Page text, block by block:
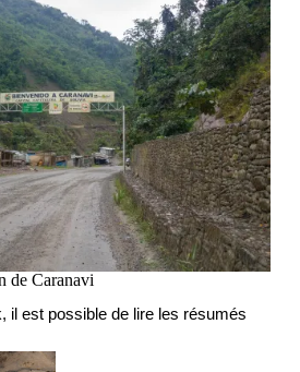
de Caranavi
il est possible de lire les résumés